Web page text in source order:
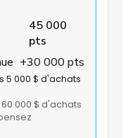
45 000
pts
+30 000 pts
5 000 $ d'achats
000 $ d'achats